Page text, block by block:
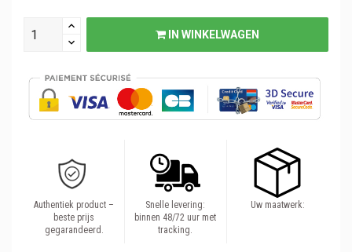
IN WINKELWAGEN
Authentiek product –
beste prijs
gegarandeerd.
Snelle levering:
binnen 48/72 uur met
tracking.
Uw maatwerk: